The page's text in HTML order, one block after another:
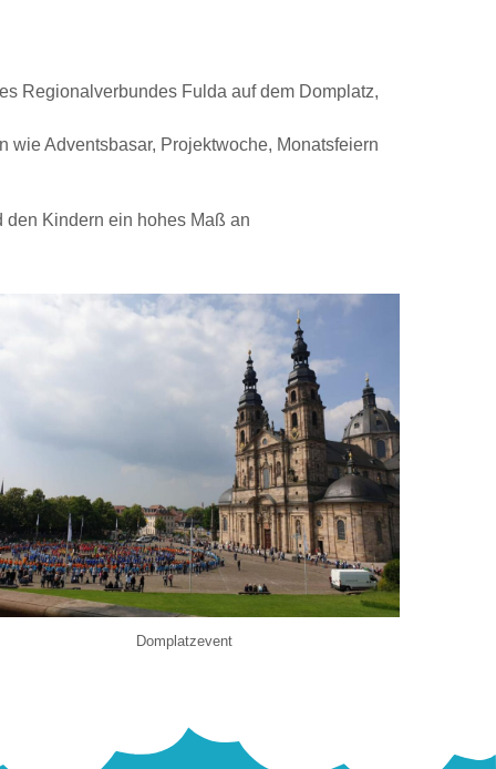
Regionalverbundes Fulda auf dem Domplatz,
Adventsbasar, Projektwoche, Monatsfeiern
Kindern ein hohes Maß an
Domplatzevent